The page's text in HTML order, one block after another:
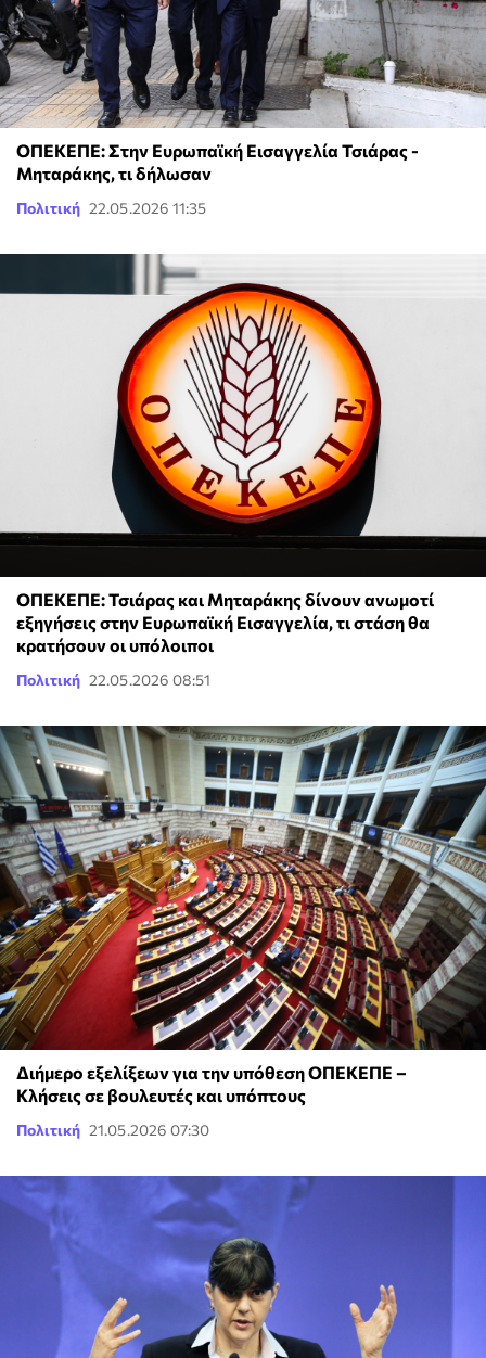
ΟΠΕΚΕΠΕ: Στην Ευρωπαϊκή Εισαγγελία Τσιάρας -
Μηταράκης, τι δήλωσαν
Πολιτική 22.05.2026 11:35
ΟΠΕΚΕΠΕ: Τσιάρας και Μηταράκης δίνουν ανωμοτί
εξηγήσεις στην Ευρωπαϊκή Εισαγγελία, τι στάση θα
κρατήσουν οι υπόλοιποι
Πολιτική 22.05.2026 08:51
Διήμερο εξελίξεων για την υπόθεση ΟΠΕΚΕΠΕ –
Κλήσεις σε βουλευτές και υπόπτους
Πολιτική 21.05.2026 07:30